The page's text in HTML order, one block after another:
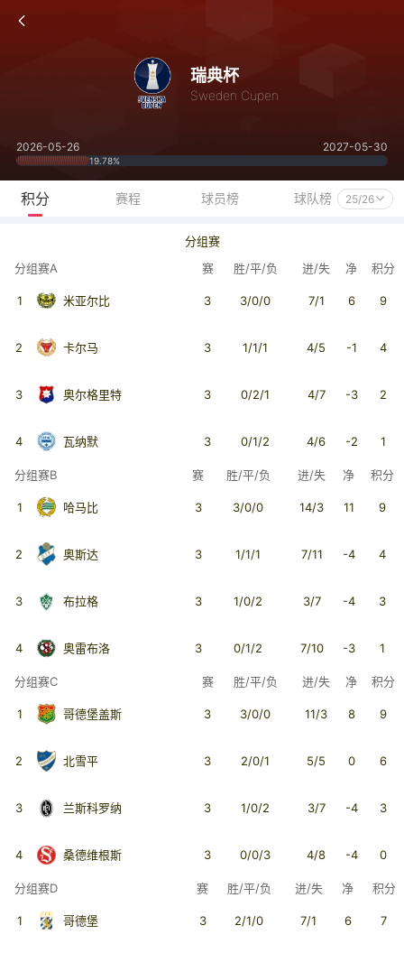
瑞典杯
Sweden Cupen
2026-05-26 2027-05-30
19.78%
积分 赛程 球员榜 球队榜 25/26
分组赛
分组赛A
赛 胜/平/负 进/失 净 积分
1 米亚尔比 3 3/0/0 7/1 6 9
2 卡尔马 3 1/1/1 4/5 -1 4
3 奥尔格里特 3 0/2/1 4/7 -3 2
4 瓦纳默 3 0/1/2 4/6 -2 1
分组赛B 赛 胜/平/负 进/失 净 积分
1 哈马比 3 3/0/0 14/3 11 9
2 奥斯达 3 1/1/1 7/11 -4 4
3 布拉格 3 1/0/2 3/7 -4 3
4 奥雷布洛 3 0/1/2 7/10 -3 1
分组赛C 赛 胜/平/负 进/失 净 积分
1 哥德堡盖斯 3 3/0/0 11/3 8 9
2 北雪平 3 2/0/1 5/5 0 6
3 兰斯科罗纳 3 1/0/2 3/7 -4 3
4 桑德维根斯 3 0/0/3 4/8 -4 0
分组赛D 赛 胜/平/负 进/失 净 积分
1 哥德堡 3 2/1/0 7/1 6 7